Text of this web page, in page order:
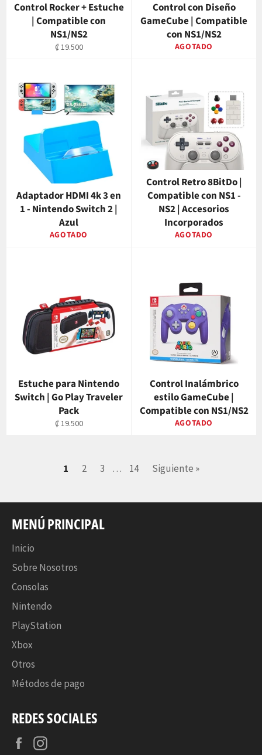
Control Rocker + Estuche
| Compatible con
NS1/NS2
Precio
₡ 19.500
Control con Diseño
GameCube | Compatible
con NS1/NS2
AGOTADO
Adaptador HDMI 4k 3 en
1 - Nintendo Switch 2 |
Azul
AGOTADO
Control Retro 8BitDo |
Compatible con NS1 -
NS2 | Accesorios
Incorporados
AGOTADO
Estuche para Nintendo
Switch | Go Play Traveler
Pack
Precio
₡ 19.500
Control Inalámbrico
estilo GameCube |
Compatible con NS1/NS2
AGOTADO
1 2 3 … 14 Siguiente »
MENÚ PRINCIPAL
Inicio
Sobre Nosotros
Consolas
Nintendo
PlayStation
Xbox
Otros
Métodos de pago
REDES SOCIALES
Facebook